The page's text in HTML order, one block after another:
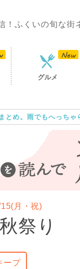
！ふくいの旬な街
グルメ
とめ。雨でもへっちゃ
月・祝)
祭り
ープ